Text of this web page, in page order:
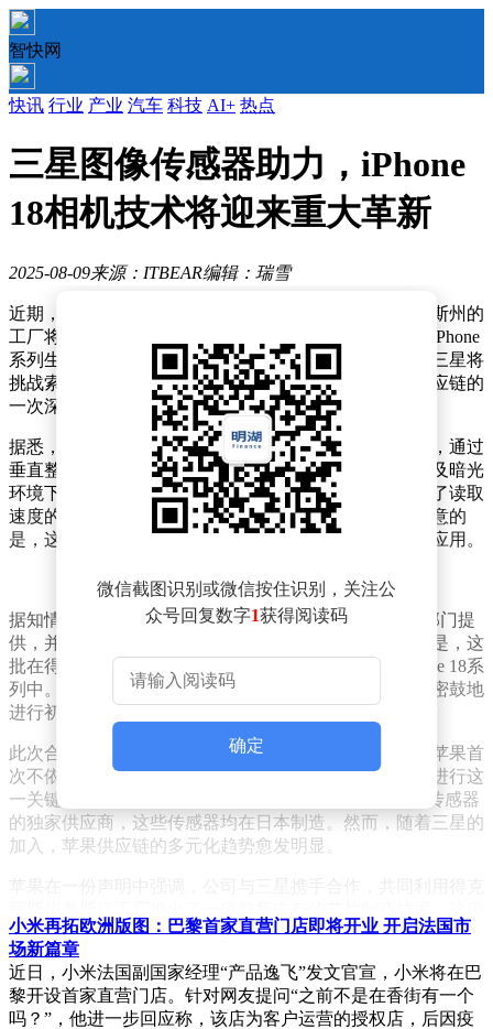
智快网
快讯 行业 产业 汽车 科技 AI+ 热点
三星图像传感器助力，iPhone
18相机技术将迎来重大革新
2025-08-09来源：ITBEAR编辑：瑞雪
近期，科技界传来一则重大新闻，三星位于美国得克萨斯州的
工厂将涉足一个前所未有的领域——为苹果即将发布的iPhone
系列生产下一代图像传感器芯片。这一举动不仅预示着三星将
挑战索尼在苹果供应链中的霸主地位，也标志着苹果供应链的
一次深刻变革。
据悉，这款全新的图像传感器芯片采用了三层堆叠设计，通过
垂直整合多个传感器层，实现了像素密度的显著提升以及暗光
环境下的卓越表现。堆叠式传感器架构的引入，还带来了读取
速度的加快、功耗的降低以及动态范围的扩展。值得注意的
是，这种先进的制造工艺尚未在全球范围内实现商业化应用。
据知情人士透露，这些创新的图像传感器将由三星LSI部门提
供，并由其晶圆代工部门负责批量生产。更令人瞩目的是，这
批在得克萨斯州生产的图像传感器将被用于明年的iPhone 18系
列中。苹果一贯以提前布局著称，目前该工厂正在紧锣密鼓地
进行初期生产测试，以确保组件的顺利供应。
此次合作对于苹果而言具有里程碑式的意义，因为这是苹果首
次不依赖索尼供应的图像传感器，转而选择在美国本土进行这
一关键组件的生产。长期以来，索尼一直是iPhone图像传感器
的独家供应商，这些传感器均在日本制造。然而，随着三星的
加入，苹果供应链的多元化趋势愈发明显。
技术不仅在全球范围内尚属首次应用，而且通过将其引入美
国，该工厂将能够为苹果产品（包括iPhone设备）提供性能与
功耗均得到优化的芯片。这一举措无疑将进一步提升苹果产品
的市场竞争力。
微信截图识别或微信按住识别，关注公
众号回复数字1获得阅读码
确定
小米再拓欧洲版图：巴黎首家直营门店即将开业 开启法国市
场新篇章
近日，小米法国副国家经理“产品逸飞”发文官宣，小米将在巴
黎开设首家直营门店。针对网友提问“之前不是在香街有一个
吗？”，他进一步回应称，该店为客户运营的授权店，后因疫